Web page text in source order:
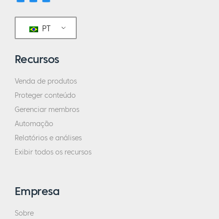
todos os lugares. Mais uma vez, tenho um
FOMO terrível. Sempre tenho medo de
você tem FOMO e está ansioso para
estar nos lugares certos para aprender e
vez, tem sido uma viagem incrível e tudo
gira em torno dos relacionamentos.
Realmente tem. O que eu costumava me
porque eu não venda. Você e eu estávamos
discutindo, antes de você ligar a gravação,
PT
Recursos
Venda de produtos
Proteger conteúdo
Gerenciar membros
Automação
Relatórios e análises
Exibir todos os recursos
Empresa
Sobre